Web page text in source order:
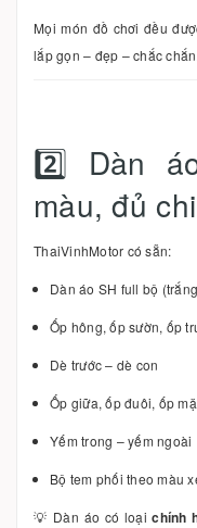
Mọi món đồ chơi đều
lắp gọn – đẹp – chắc chắn.
2️⃣ Dàn
màu, đủ
ThaiVinhMotor có sẵn:
Dàn áo SH full bộ
Ốp hông, ốp sườn, ốp
Dè trước – dè con
Ốp giữa, ốp đuôi, ốp
Yếm trong – yếm ngoài
Bộ tem phối theo màu
💡 Dàn áo có loạichính